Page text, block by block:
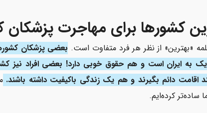
کشورها برای مهاجرت پزشکان
«بهترین» از نظر هر فرد متفاوت است. بعضی پزشکان
به ایران است و هم حقوق خوبی دارد! بعضی افراد نیز
اقامت دائم بگیرند و هم یک زندگی باکیفیت داشته باشند.
ساده‌تر کرده‌ایم.